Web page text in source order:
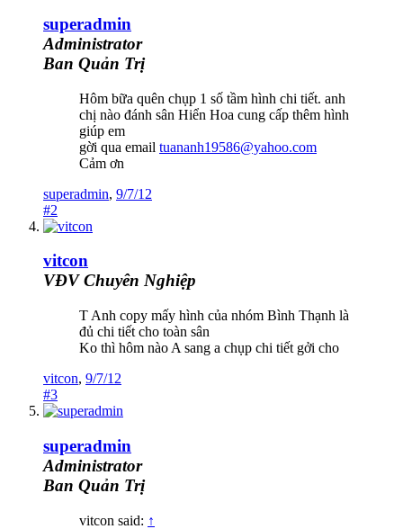
superadmin
Administrator
Ban Quản Trị
Hôm bữa quên chụp 1 số tầm hình chi tiết. anh
chị nào đánh sân Hiển Hoa cung cấp thêm hình
giúp em
gời qua email tuananh19586@yahoo.com
Cảm ơn
superadmin, 9/7/12
#2
vitcon
VĐV Chuyên Nghiệp
T Anh copy mấy hình của nhóm Bình Thạnh là
đủ chi tiết cho toàn sân
Ko thì hôm nào A sang a chụp chi tiết gởi cho
vitcon, 9/7/12
#3
superadmin
Administrator
Ban Quản Trị
vitcon said: ↑